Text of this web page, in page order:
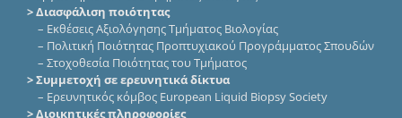
> Διασφάλιση ποιότητας
– Εκθέσεις Αξιολόγησης Τμήματος Βιολογίας
– Πολιτική Ποιότητας Προπτυχιακού Προγράμματος Σπουδών
– Στοχοθεσία Ποιότητας του Τμήματος
> Συμμετοχή σε ερευνητικά δίκτυα
– Eρευνητικός κόμβος European Liquid Biopsy Society
> Διοικητικές πληροφορίες